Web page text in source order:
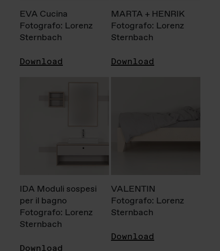
EVA Cucina
Fotografo: Lorenz
Sternbach
Download
MARTA + HENRIK
Fotografo: Lorenz
Sternbach
Download
IDA Moduli sospesi
per il bagno
Fotografo: Lorenz
Sternbach
Download
VALENTIN
Fotografo: Lorenz
Sternbach
Download